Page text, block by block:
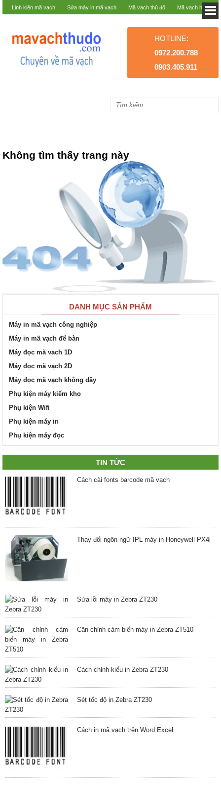
Linh kiện mã vạch Sửa máy in mã vạch Mã vạch thủ đô Mã vạch hà nội
HOTLINE:
0972.200.788
0903.405.911
Không tìm thấy trang này
DANH MỤC SẢN PHẨM
Máy in mã vạch công nghiệp
Máy in mã vạch để bàn
Máy đọc mã vach 1D
Máy đọc mã vạch 2D
Máy đọc mã vạch không dây
Phụ kiện máy kiểm kho
Phụ kiện Wifi
Phụ kiện máy in
Phụ kiện máy đọc
TIN TỨC
Cách cài fonts barcode mã vạch
Thay đổi ngôn ngữ IPL máy in Honeywell PX4i
Sửa lỗi máy in Zebra ZT230
Căn chỉnh cảm biến máy in Zebra ZT510
Cách chỉnh kiểu in Zebra ZT230
Sét tốc độ in Zebra ZT230
Cách in mã vạch trên Word Excel